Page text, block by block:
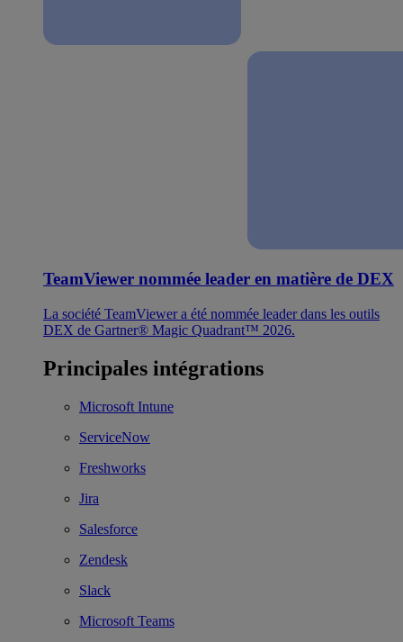
TeamViewer nommée leader en matière de DEX
La société TeamViewer a été nommée leader dans les outils
DEX de Gartner® Magic Quadrant™ 2026.
Principales intégrations
Microsoft Intune
ServiceNow
Freshworks
Jira
Salesforce
Zendesk
Slack
Microsoft Teams